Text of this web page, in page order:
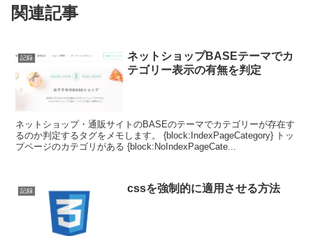
関連記事
記録
ネットショップBASEテーマでカ
テゴリー表示の有無を判定
ネットショップ・通販サイトのBASEのテーマでカテゴリーが存在す
るのか判定するタグをメモします。 {block:IndexPageCategory} トッ
プページのカテゴリがある {block:NoIndexPageCate...
記録 cssを強制的に適用させる方法